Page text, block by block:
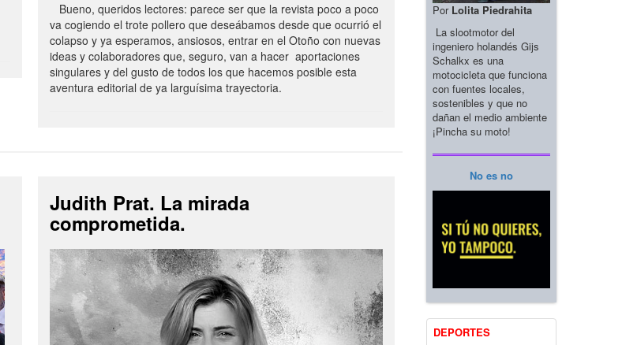
Bueno, queridos lectores: parece ser que la revista poco a poco
va cogiendo el trote pollero que deseábamos desde que ocurrió el
colapso y ya esperamos, ansiosos, entrar en el Otoño con nuevas
ideas y colaboradores que, seguro, van a hacer aportaciones
singulares y del gusto de todos los que hacemos posible esta
aventura editorial de ya larguísima trayectoria.
Judith Prat. La mirada
comprometida.
Por Lolita Piedrahita
La slootmotor del
ingeniero holandés Gijs
Schalkx es una
motocicleta que funciona
con fuentes locales,
sostenibles y que no
dañan el medio ambiente
¡Pincha su moto!
No es no
DEPORTES